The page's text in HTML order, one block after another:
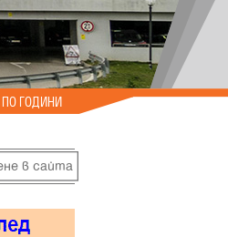
ГОДИНИ